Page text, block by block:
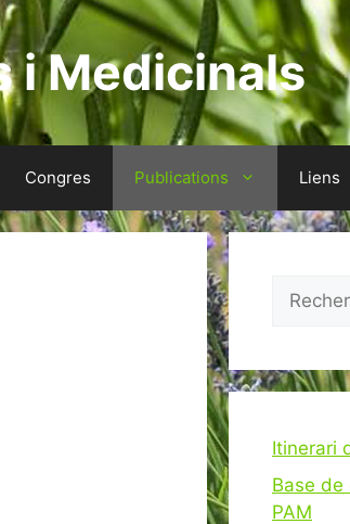
i Medicinals
Congres Publications Liens
Itinerari
Base
PAM